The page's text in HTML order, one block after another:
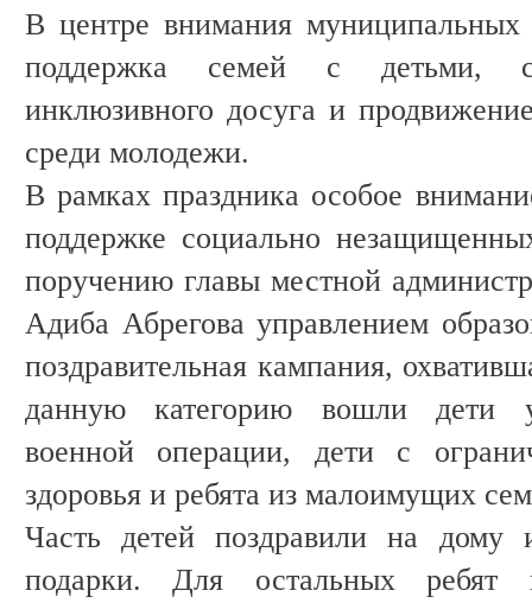
В центре внимания муниципальных
поддержка семей с детьми,
инклюзивного досуга и
среди молодежи.
В рамках праздника особое
поддержке социально
поручению главы местной
Адиба Абрегова управлением
поздравительная кампания,
данную категорию вошли дети
военной операции, дети с
здоровья и ребята из малоимущих
Часть детей поздравили на
подарки. Для остальных